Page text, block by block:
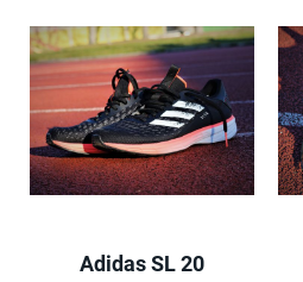
Adidas SL 20